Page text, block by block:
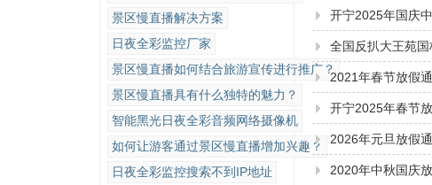
景区慢直播解决方案
日夜全彩监控厂家
景区慢直播如何结合旅游宣传进行推广？
景区慢直播具有什么独特的魅力？
智能黑光日夜全彩音频网络摄像机
如何让游客通过景区慢直播增加兴趣？
日夜全彩监控搜索不到IP地址
开宁2025年国庆
全国反扒大王苑
2021年春节放假
开宁2025年春节
2026年元旦放假
2020年中秋国庆